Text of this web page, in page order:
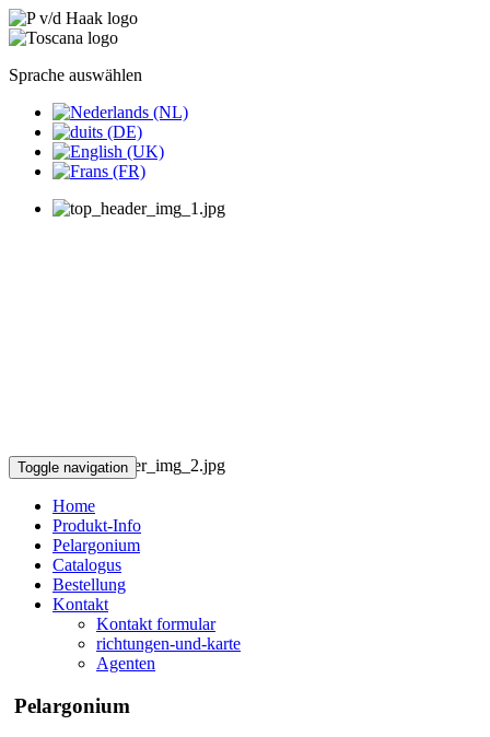
Sprache auswählen
Toggle navigation
Home
Produkt-Info
Pelargonium
Catalogus
Bestellung
Kontakt
Kontakt formular
richtungen-und-karte
Agenten
Pelargonium